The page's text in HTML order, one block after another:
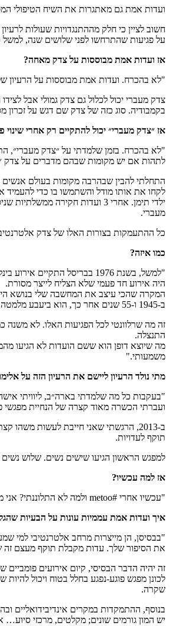
ועדות אמת גם מאתגרות את השיח הטיפולי
חשוב לציין כי חלק מההתנגדויות שעולות
על פגיעות שהתרחשו לפני שלושים שנה, למשל
אז ועדות אמת מבוססות על צדק מאחה?
"לא בהכרח. ועדות אמת מבוססות על הרעיון
צדק מעברי יכול לכלול גם צדק גמולי אבל
בקמבודיה. סוג כזה של צדק שם דגש על
אז ״צדק מעברי״ יכול להתקיים רק אחרי שינוי
"לא בהכרח. בזמן שלמדתי על ״צדק מעברי״,
לתהות אם יש מקומות שבהם מדברים על צדק
התחלתי להבין שבהרבה מקומות בעולם אנשים
לקחו את אותו מודל והשתמשו בו כדי להעמיד
ילדי תימן. אחרי 3 ועדות
מעברי.
כל ההתעמקות בצורות האלו של צדק
כמו איזה?
"למשל, בשנת 1976 בבריסל
היה אירוע חד פעמי שלא הצליח לייצר מסורת.
ב-1945 ו-55 שנים אחר כך, הוא ביעבע מלמטה. הנשים ובני משפחותיהן דרשו הכרה.
זה מה שרלוונטי לכל הפגיעות האלו. לא
התנצלה.
מה שיוצא דופן הוא ששם הועדות לא הגיעו
משמעותי."
מתי נולד הרעיון ליישם את הרעיון הזה על
"בעקבות כל מה שלמדתי בארה״ב, ליוויתי
ועברתי הכשרה מאוד קצרה של הנחיית מפגשי
ב-2013, הרגשתי שאני חייבת לעשות
תוקף לעדויות.
למפגש הראשון הגיעו שישים נשים. שלוש
אז למה עכשיו?
"עכשיו אחרי #metoo ולמה לא התלוננתי? אני מרגישה שהזמן הגיע".
איך ועדות אמת עממיות עונות על הבעיות
"בבסיסן, הן מייצרות מרחב אלטרנטיבי למי
את הסיפור שלך. עדות מקבלת תוקף מעצם זה
זה יהיה הדבר הבסיסי, קיום אירועים
לכונן מפגש פוגע-נפגע בחלל בטוח ויכול
שקרה.
בנוסף, ההתמקדות במקרים אינדיבידואליים
יש המון גורמים שונים; מקלטים, מרכזי